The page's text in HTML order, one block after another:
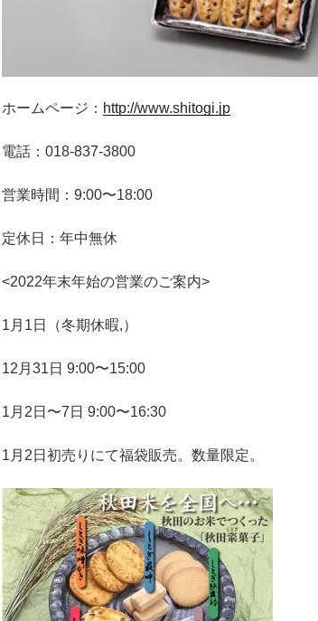
ホームページ： http://www.shitogi.jp
電話：018-837-3800
営業時間：9:00〜18:00
定休日：年中無休
<2022年末年始の営業のご案内>
1月1日（冬期休暇,）
12月31日 9:00〜15:00
1月2日〜7日 9:00〜16:30
1月2日初売りにて福袋販売。数量限定。